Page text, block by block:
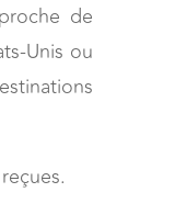
de
Unis ou